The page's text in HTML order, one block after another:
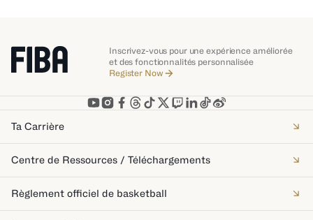
Inscrivez-vous pour une expérience améliorée
et des fonctionnalités personnalisée
Register Now
Ta Carrière
Centre de Ressources / Téléchargements
Règlement officiel de basketball